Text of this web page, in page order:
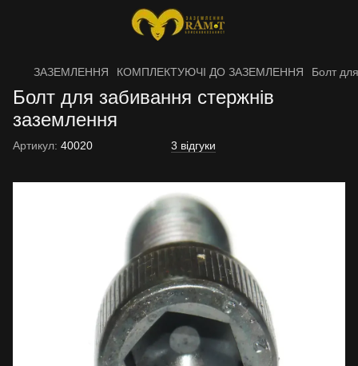
ЗАЗЕМЛЕННЯ КОМПЛЕКТУЮЧІ ДО ЗАЗЕМЛЕННЯ Болт
Болт для забивання стержнів
заземлення
Артикул: 40020 3 відгуки